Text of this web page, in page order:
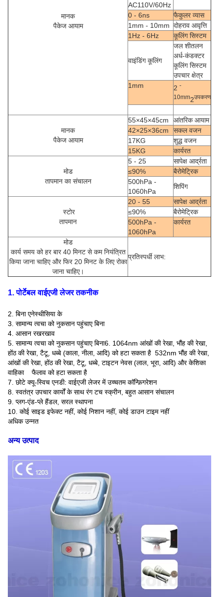
मानक
पैकेज आयाम
AC110V/60Hz
0 - 6ns
फैकुलर व्यास
1mm - 10mm दोहराव आवृत्ति
1Hz - 6Hz
कूलिंग सिस्टम
वाइंडिंग कूलिंग
जल शीतलन
अर्ध-कंडक्टर
कूलिंग सिस्टम
उपचार क्षेत्र
1mm
2 -
10mm2उपकरण
मानक
पैकेज आयाम
55×45×45cm
आंतरिक आयाम
42×25×36cm
सकल वजन
17KG
शुद्ध वजन
15KG
कार्यरत
मोड
तापमान का संचालन
5 - 25
सापेक्ष आर्द्रता
≤90%
बैरोमेट्रिक
500hPa -
1060hPa
शिपिंग
स्टोर
तापमान
20 - 55
सापेक्ष आर्द्रता
≤90%
बैरोमेट्रिक
500hPa -
1060hPa
कार्यरत
मोड
कार्य समय को हर बार 40 मिनट से कम नियंत्रित
किया जाना चाहिए और फिर 20 मिनट के लिए रोका
जाना चाहिए।
प्रतिस्पर्धी लाभ:
1. पोर्टेबल वाईएजी लेजर तकनीक
2. बिना एनेस्थीसिया के
3. सामान्य त्वचा को नुकसान पहुंचाए बिना
4. आसान रखरखाव
5. सामान्य त्वचा को नुकसान पहुंचाए बिना6. 1064nm आंखों की रेखा, भौंह की रेखा,
होंठ की रेखा, टैटू, धब्बे (काला, नीला, आदि) को हटा सकता है 532nm भौंह की रेखा,
आंखों की रेखा, होंठ की रेखा, टैटू, धब्बे, टाइटन नेवस (लाल, भूरा, आदि) और केशिका
वाहिका फैलाव को हटा सकता है
7. छोटे क्यू-स्विच एनडी: वाईएजी लेजर में उच्चतम कॉन्फ़िगरेशन
8. स्वतंत्र उपचार कार्यों के साथ रंग टच स्क्रीन, बहुत आसान संचालन
9. प्लग-एंड-प्ले हैंडल, सरल स्थापना
10. कोई साइड इफेक्ट नहीं, कोई निशान नहीं, कोई डाउन टाइम नहीं
अधिक उन्नत
अन्य उत्पाद